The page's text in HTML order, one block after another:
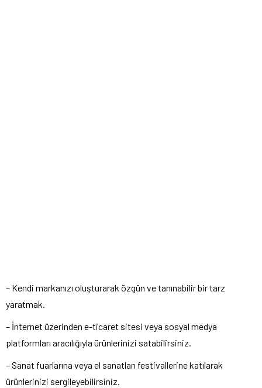
– Kendi markanızı oluşturarak özgün ve tanınabilir bir tarz
yaratmak.
– İnternet üzerinden e-ticaret sitesi veya sosyal medya
platformları aracılığıyla ürünlerinizi satabilirsiniz.
– Sanat fuarlarına veya el sanatları festivallerine katılarak
ürünlerinizi sergileyebilirsiniz.